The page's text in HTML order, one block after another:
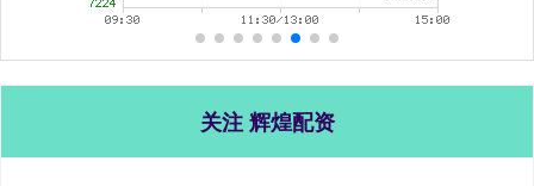
关注 辉煌配资